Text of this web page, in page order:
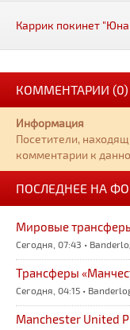
Каррик покинет
КОММЕНТАРИИ (0)
Информация
Посетители,
комментарии к
ПОСЛЕДНЕЕ НА
Мировые
Сегодня, 07:43 •
Трансферы
Сегодня, 04:15 •
Manchester United